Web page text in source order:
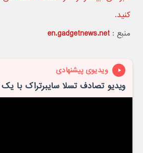
کنید.
منبع :en.gadgetnews.net
ویدیوی پیشنهادی
ویدیو تصادف تسلا سایبرتراک با یک